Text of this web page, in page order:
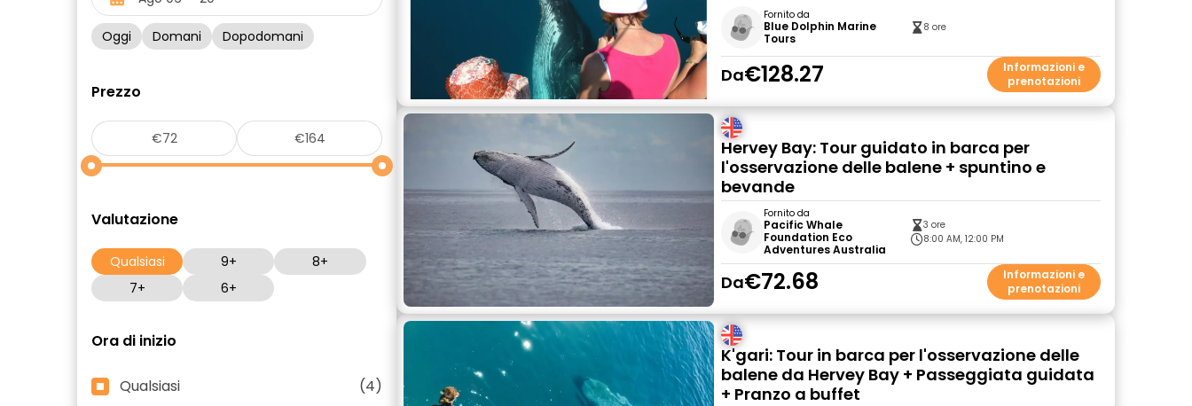
Oggi Domani Dopodomani
Prezzo
Valutazione
Qualsiasi 9+
8+
7+
6+
Ora di inizio
Qualsiasi
(4)
Fornito da
Blue Dolphin Marine
Tours
8 ore
Da€128.27
Informazioni e
prenotazioni
Hervey Bay: Tour guidato in barca per
l'osservazione delle balene + spuntino e
bevande
Fornito da
Pacific Whale
Foundation Eco
Adventures Australia
3 ore
8:00 AM, 12:00 PM
Da€72.68
Informazioni e
prenotazioni
K'gari: Tour in barca per l'osservazione delle
balene da Hervey Bay + Passeggiata guidata
+ Pranzo a buffet